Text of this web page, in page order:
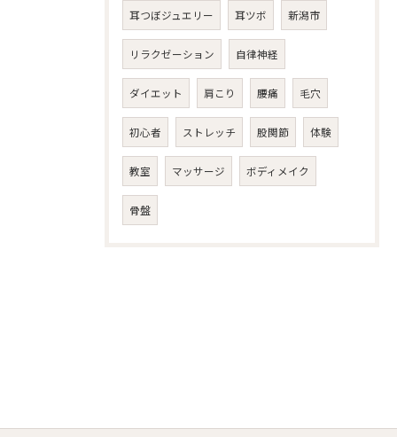
耳つぼジュエリー 耳ツボ 新潟市
リラクゼーション 自律神経
ダイエット 肩こり 腰痛 毛穴
初心者 ストレッチ 股関節 体験
教室 マッサージ ボディメイク
骨盤